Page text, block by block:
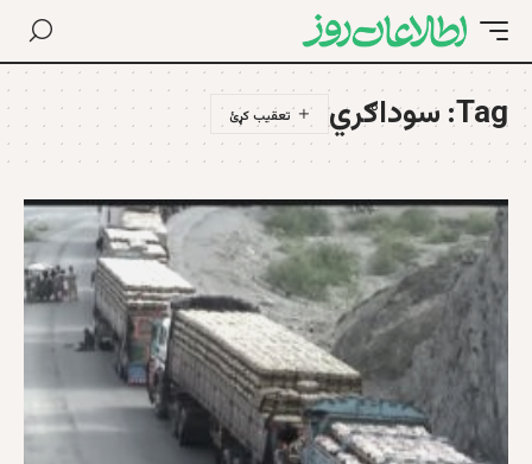
Tag: سوداګري